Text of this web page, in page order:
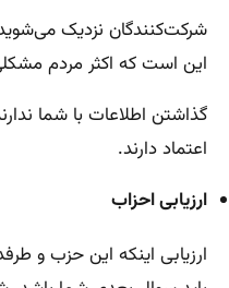
شرکت‌کنندگان نزدیک
این است که اکثر مردم
گذاشتن اطلاعات با شما
اعتماد دارند.
ارزیابی احزاب
ارزیابی اینکه این حزب و